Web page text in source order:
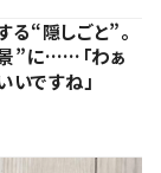
“隠しごと”。
”に……「わぁ
いですね」